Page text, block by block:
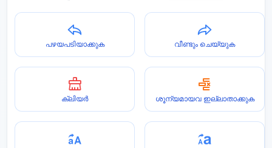
പഴയപടിയാക്കുക വീണ്ടും ചെയ്യുക
ക്ലിയർ ശൂന്യമായവ ഇല്ലാതാക്കുക